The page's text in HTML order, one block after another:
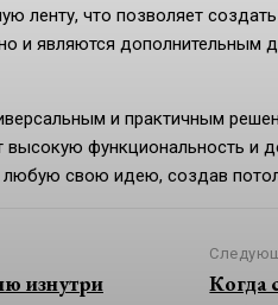
ленту, что позволяет
и являются дополнительным
и практичным
высокую функциональность и
свою идею, создав
изнутри
Когда